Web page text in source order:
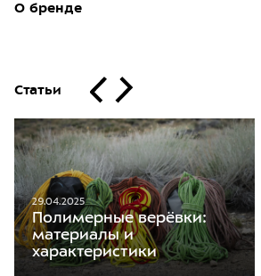
О бренде
Статьи
29.04.2025
Полимерные верёвки:
материалы и
характеристики